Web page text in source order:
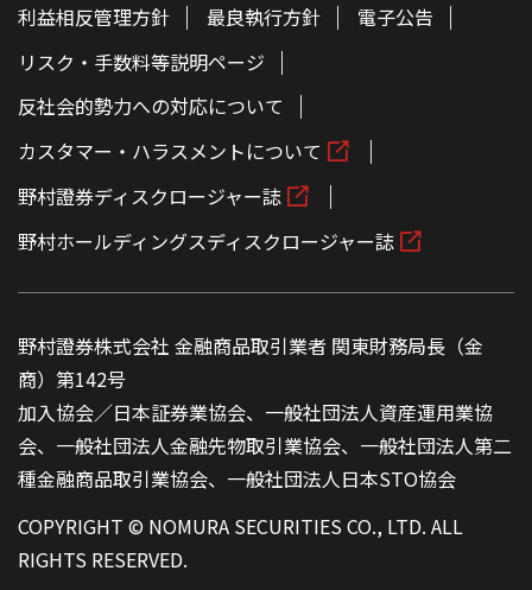
利益相反管理方針
最良執行方針
電子公告
リスク・手数料等説明ページ
反社会的勢力への対応について
カスタマー・ハラスメントについて
野村證券ディスクロージャー誌
野村ホールディングスディスクロージャー誌
野村證券株式会社 金融商品取引業者 関東財務局長（金
商）第142号
加入協会／日本証券業協会、一般社団法人資産運用業協
会、一般社団法人金融先物取引業協会、一般社団法人第二
種金融商品取引業協会、一般社団法人日本STO協会
COPYRIGHT © NOMURA SECURITIES CO., LTD. ALL
RIGHTS RESERVED.